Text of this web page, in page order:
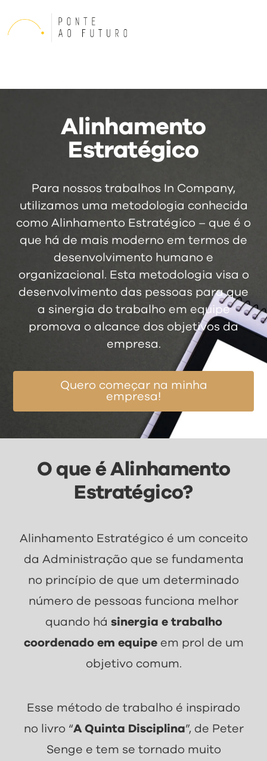
Alinhamento
Estratégico
Para nossos trabalhos In Company,
utilizamos uma metodologia conhecida
como Alinhamento Estratégico – que é o
que há de mais moderno em termos de
desenvolvimento humano e
organizacional. Esta metodologia visa o
desenvolvimento das pessoas para que
a sinergia do trabalho em equipe
promova o alcance dos objetivos da
empresa.
Quero começar na minha
empresa!
O que é Alinhamento
Estratégico?
Alinhamento Estratégico é um conceito
da Administração que se fundamenta
no princípio de que um determinado
número de pessoas funciona melhor
quando há sinergia e trabalho
coordenado em equipeem prol de um
objetivo comum.
Esse método de trabalho é inspirado
no livro “A Quinta Disciplina”, de Peter
Senge e tem se tornado muito